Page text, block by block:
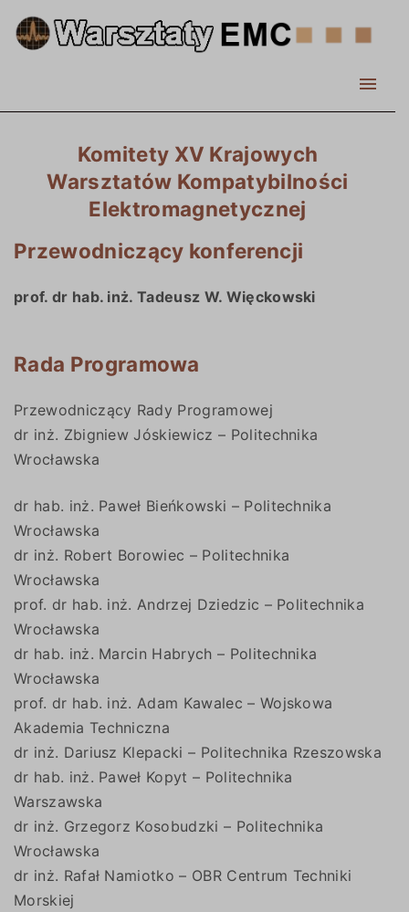
t
Komitety XV Krajowych
Warsztatów Kompatybilności
Elektromagnetycznej
Przewodniczący konferencji
prof. dr hab. inż. Tadeusz W. Więckowski
Rada Programowa
Przewodniczący Rady Programowej
dr inż. Zbigniew Jóskiewicz – Politechnika
Wrocławska
dr hab. inż. Paweł Bieńkowski – Politechnika
Wrocławska
dr inż. Robert Borowiec – Politechnika
Wrocławska
prof. dr hab. inż. Andrzej Dziedzic – Politechnika
Wrocławska
dr hab. inż. Marcin Habrych – Politechnika
Wrocławska
prof. dr hab. inż. Adam Kawalec – Wojskowa
Akademia Techniczna
dr inż. Dariusz Klepacki – Politechnika Rzeszowska
dr hab. inż. Paweł Kopyt – Politechnika
Warszawska
dr inż. Grzegorz Kosobudzki – Politechnika
Wrocławska
dr inż. Rafał Namiotko – OBR Centrum Techniki
Morskiej